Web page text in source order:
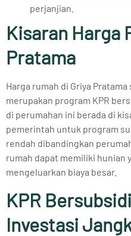
perjanjian.
Kisaran Harga
Pratama
Harga rumah di Griya
merupakan program KPR
di perumahan ini berada di
pemerintah untuk program
rendah dibandingkan
rumah dapat memiliki hunian
mengeluarkan biaya besar.
KPR
Investasi